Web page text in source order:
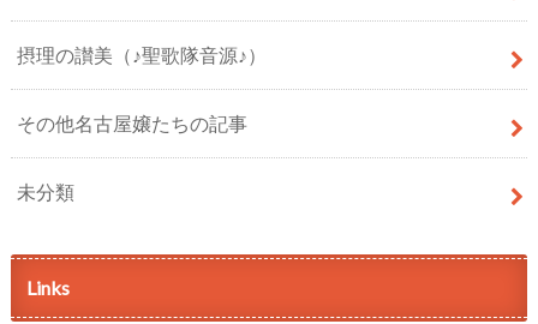
摂理の讃美（♪聖歌隊音源♪）
その他名古屋嬢たちの記事
未分類
Links